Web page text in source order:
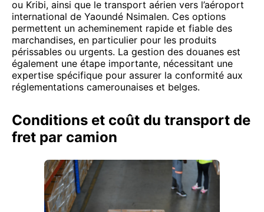
ou Kribi, ainsi que le transport aérien vers l’aéroport
international de Yaoundé Nsimalen. Ces options
permettent un acheminement rapide et fiable des
marchandises, en particulier pour les produits
périssables ou urgents. La gestion des douanes est
également une étape importante, nécessitant une
expertise spécifique pour assurer la conformité aux
réglementations camerounaises et belges.
Conditions et coût du transport de
fret par camion